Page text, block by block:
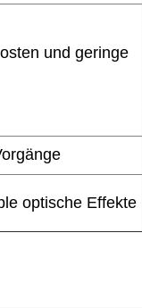
und geringe
optische Effekte